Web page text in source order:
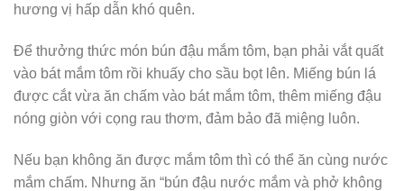
hương vị hấp dẫn khó quên.
Để thưởng thức món bún đậu mắm tôm, bạn phải vắt quất
vào bát mắm tôm rồi khuấy cho sầu bọt lên. Miếng bún lá
được cắt vừa ăn chấm vào bát mắm tôm, thêm miếng đậu
nóng giòn với cọng rau thơm, đảm bảo đã miệng luôn.
Nếu bạn không ăn được mắm tôm thì có thể ăn cùng nước
mắm chấm. Nhưng ăn “bún đậu nước mắm và phở không